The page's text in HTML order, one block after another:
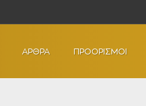
ΑΡΘΡΑ ΠΡΟΟΡΙΣΜΟΙ